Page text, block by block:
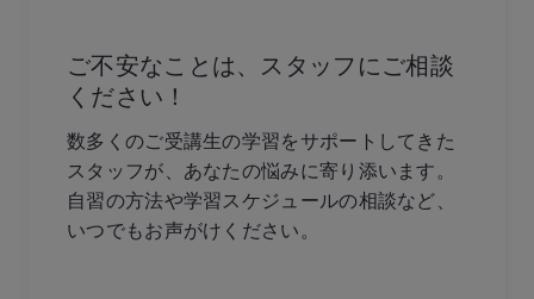
ご不安なことは、スタッフにご相談
ください！
数多くのご受講生の学習をサポートしてきた
スタッフが、あなたの悩みに寄り添います。
自習の方法や学習スケジュールの相談など、
いつでもお声がけください。